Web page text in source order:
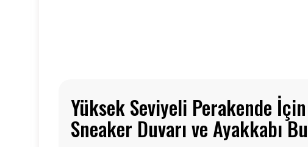
Yüksek Seviyeli Perakende
Sneaker Duvarı ve Ayakkabı